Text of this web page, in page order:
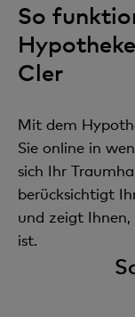
So
Cler
Mit dem
Sie online in
sich Ihr
berücksichtigt
und zeigt
ist.